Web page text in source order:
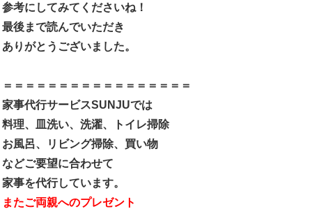
参考にしてみてくださいね！
最後まで読んでいただき
ありがとうございました。
＝＝＝＝＝＝＝＝＝＝＝＝＝＝＝＝＝
家事代行サービスSUNJUでは
料理、皿洗い、洗濯、トイレ掃除
お風呂、リビング掃除、買い物
などご要望に合わせて
家事を代行しています。
またご両親へのプレゼント